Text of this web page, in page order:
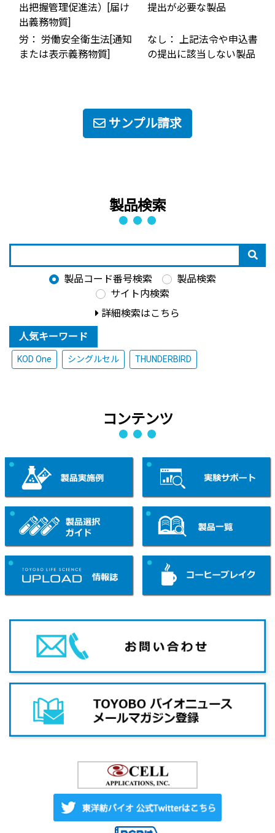
出把握管理促進法）[届け
出義務物質]
提出が必要な製品
労： 労働安全衛生法[通知
または表示義務物質]
なし： 上記法令や申込書
の提出に該当しない製品
サンプル請求
製品検索
製品コード番号検索
製品検索
サイト内検索
詳細検索はこちら
人気キーワード
KOD One シングルセル THUNDERBIRD
コンテンツ